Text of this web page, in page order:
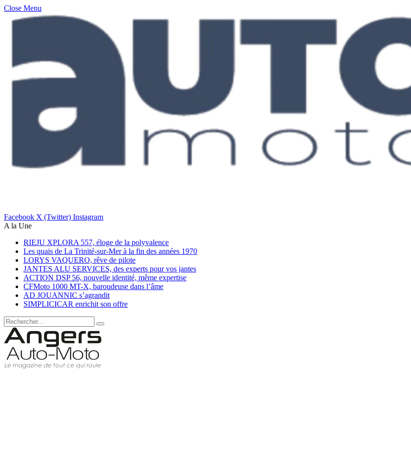
Close Menu
Facebook X (Twitter) Instagram
A la Une
RIEJU XPLORA 557, éloge de la polyvalence
Les quais de La Trinité-sur-Mer à la fin des années 1970
LORYS VAQUERO, rêve de pilote
JANTES ALU SERVICES, des experts pour vos jantes
ACTION DSP 56, nouvelle identité, même expertise
CFMoto 1000 MT-X, baroudeuse dans l’âme
AD JOUANNIC s’agrandit
SIMPLICICAR enrichit son offre